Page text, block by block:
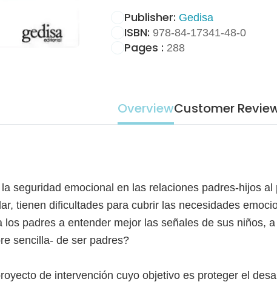
Publisher: Gedisa
ISBN: 978-84-17341-48-0
Pages : 288
OverviewCustomer
seguridad emocional en las relaciones padres-hijos
tienen dificultades para cubrir las necesidades
los padres a entender mejor las señales de sus niños,
sencilla- de ser padres?
de intervención cuyo objetivo es proteger el